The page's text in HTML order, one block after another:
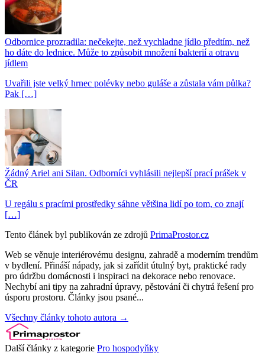
Odbornice prozradila: nečekejte, než vychladne jídlo předtím, než
ho dáte do lednice. Může to způsobit množení bakterií a otravu
jídlem
Uvařili jste velký hrnec polévky nebo guláše a zůstala vám půlka?
Pak […]
Žádný Ariel ani Silan. Odborníci vyhlásili nejlepší prací prášek v
ČR
U regálu s pracími prostředky sáhne většina lidí po tom, co znají
[…]
Tento článek byl publikován ze zdrojů PrimaProstor.cz
Web se věnuje interiérovému designu, zahradě a moderním trendům
v bydlení. Přináší nápady, jak si zařídit útulný byt, praktické rady
pro údržbu domácnosti i inspiraci na dekorace nebo renovace.
Nechybí ani tipy na zahradní úpravy, pěstování či chytrá řešení pro
úsporu prostoru. Články jsou psané...
Všechny články tohoto autora →
Další články z kategorie Pro hospodyňky